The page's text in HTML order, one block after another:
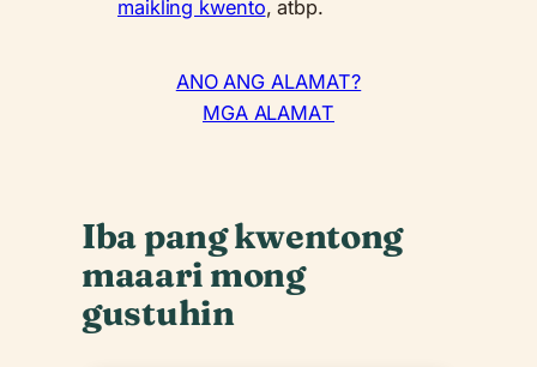
maikling kwento, atbp.
ANO ANG ALAMAT?
MGA ALAMAT
Iba pang kwentong
maaari mong
gustuhin